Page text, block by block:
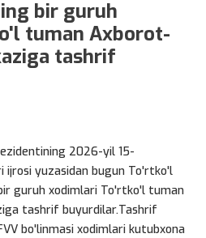
bir guruh
tuman Axborot-
tashrif
2026-yil 15-
ijrosi yuzasidan bugun To'rtko'l
guruh xodimlari To'rtko'l tuman
tashrif buyurdilar.Tashrif
bo'linmasi xodimlari kutubxona